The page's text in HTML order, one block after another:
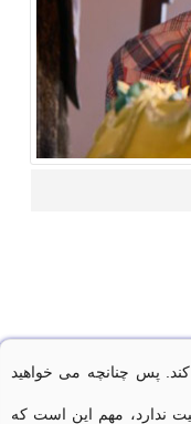
پس چنانچه می خواهید
ندارد، مهم این است که